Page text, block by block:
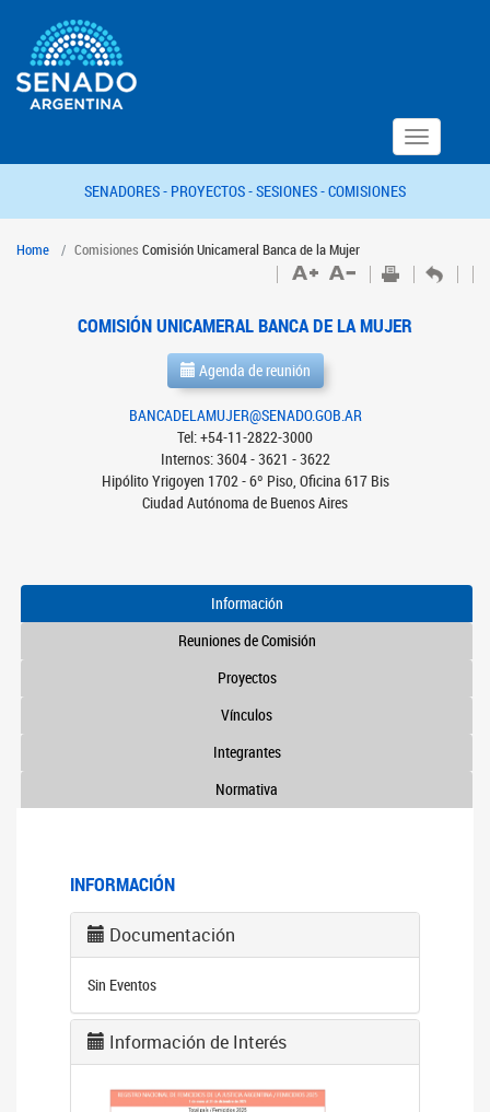
Toggle
navigation
SENADORES - PROYECTOS -SESIONES -COMISIONES
Home Comisiones Comisión Unicameral Banca de la Mujer
COMISIÓN UNICAMERAL BANCA DE LA MUJER
Agenda de reunión
BANCADELAMUJER@SENADO.GOB.AR
Tel: +54-11-2822-3000
Internos: 3604 - 3621 - 3622
Hipólito Yrigoyen 1702 - 6º Piso, Oficina 617 Bis
Ciudad Autónoma de Buenos Aires
Información
Reuniones de Comisión
Proyectos
Vínculos
Integrantes
Normativa
INFORMACIÓN
Documentación
Sin Eventos
Información de Interés